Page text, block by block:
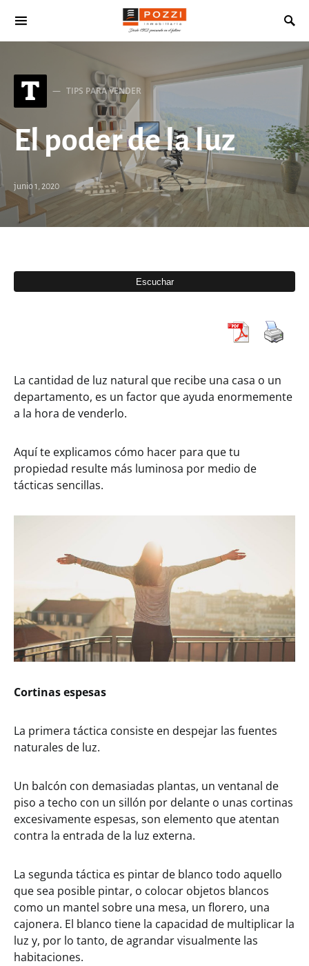
Search for:
T TIPS PARA VENDER
El poder de la luz
junio 1, 2020
La cantidad de luz natural que recibe una casa o un
departamento, es un factor que ayuda enormemente
a la hora de venderlo.
Aquí te explicamos cómo hacer para que tu
propiedad resulte más luminosa por medio de
tácticas sencillas.
Cortinas espesas
La primera táctica consiste en despejar las fuentes
naturales de luz.
Un balcón con demasiadas plantas, un ventanal de
piso a techo con un sillón por delante o unas cortinas
excesivamente espesas, son elemento que atentan
contra la entrada de la luz externa.
La segunda táctica es pintar de blanco todo aquello
que sea posible pintar, o colocar objetos blancos
como un mantel sobre una mesa, un florero, una
cajonera. El blanco tiene la capacidad de multiplicar la
luz y, por lo tanto, de agrandar visualmente las
habitaciones.